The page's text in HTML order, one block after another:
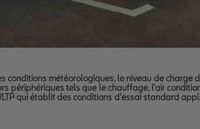
météorologiques, le niveau de charge
périphériques tels que le chauffage, l’air
qui établit des conditions d’essai standard